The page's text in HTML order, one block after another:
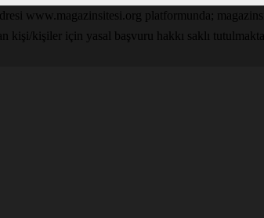
www.magazinsitesi.org platformunda;
kişi/kişiler için yasal başvuru hakkı saklı